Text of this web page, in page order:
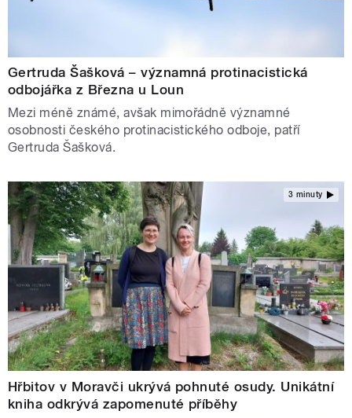
Gertruda Šašková – významná protinacistická
odbojářka z Března u Loun
Mezi méně známé, avšak mimořádně významné
osobnosti českého protinacistického odboje, patří
Gertruda Šašková.
3 minuty
Hřbitov v Moravči ukrývá pohnuté osudy. Unikátní
kniha odkrývá zapomenuté příběhy